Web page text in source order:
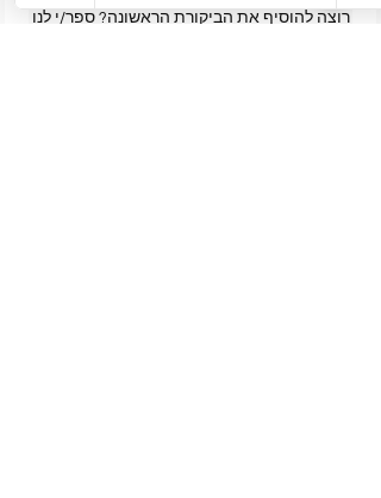
רוצה להוסיף את הביקורת הראשונה? ספר/י לנו